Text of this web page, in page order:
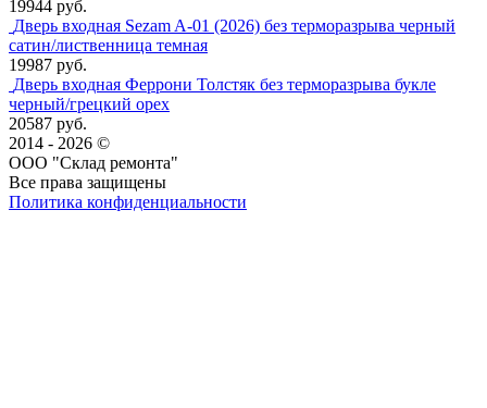
19944 руб.
Дверь входная Sezam A-01 (2026) без терморазрыва черный
сатин/лиственница темная
19987 руб.
Дверь входная Феррони Толстяк без терморазрыва букле
черный/грецкий орех
20587 руб.
2014 - 2026 ©
ООО "Склад ремонта"
Все права защищены
Политика конфиденциальности